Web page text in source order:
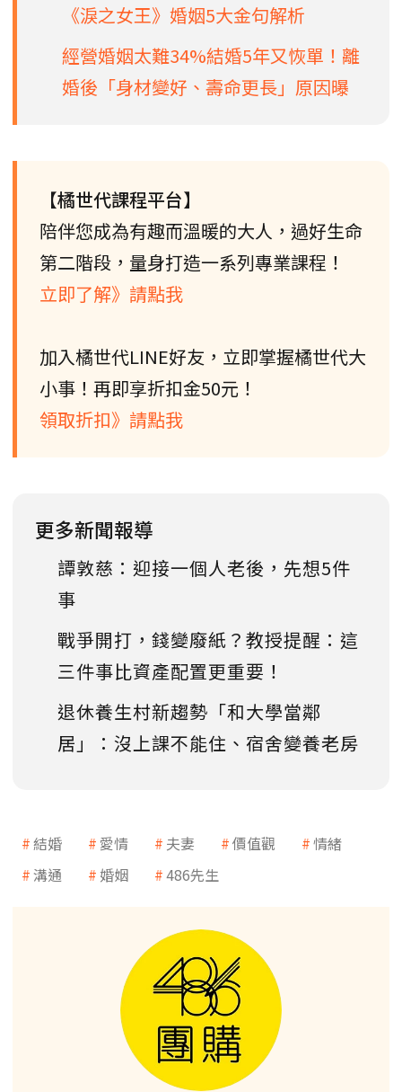
《淚之女王》婚姻5大金句解析
經營婚姻太難34%結婚5年又恢單！離
婚後「身材變好、壽命更長」原因曝
【橘世代課程平台】
陪伴您成為有趣而溫暖的大人，過好生命
第二階段，量身打造一系列專業課程！
立即了解》請點我
加入橘世代LINE好友，立即掌握橘世代大
小事！再即享折扣金50元！
領取折扣》請點我
更多新聞報導
譚敦慈：迎接一個人老後，先想5件
事
戰爭開打，錢變廢紙？教授提醒：這
三件事比資產配置更重要！
退休養生村新趨勢「和大學當鄰
居」：沒上課不能住、宿舍變養老房
結婚 愛情 夫妻 價值觀
情緒
溝通
婚姻 486先生